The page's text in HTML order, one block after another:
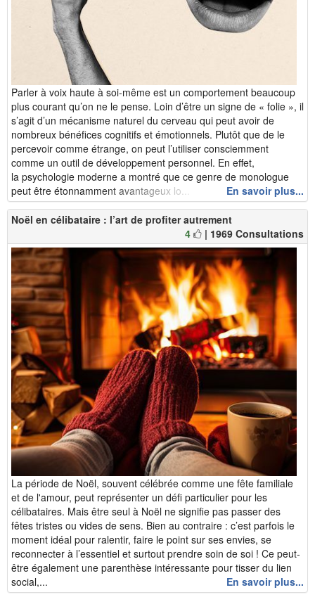
Parler à voix haute à soi-même est un comportement beaucoup
plus courant qu’on ne le pense. Loin d’être un signe de « folie », il
s’agit d’un mécanisme naturel du cerveau qui peut avoir de
nombreux bénéfices cognitifs et émotionnels. Plutôt que de le
percevoir comme étrange, on peut l’utiliser consciemment
comme un outil de développement personnel. En effet,
la psychologie moderne a montré que ce genre de monologue
peut être étonnamment avantageux lo...
En savoir plus...
Noël en célibataire : l’art de profiter autrement
4
| 1969 Consultations
La période de Noël, souvent célébrée comme une fête familiale
et de l'amour, peut représenter un défi particulier pour les
célibataires. Mais être seul à Noël ne signifie pas passer des
fêtes tristes ou vides de sens. Bien au contraire : c’est parfois le
moment idéal pour ralentir, faire le point sur ses envies, se
reconnecter à l’essentiel et surtout prendre soin de soi ! Ce peut-
être également une parenthèse intéressante pour tisser du lien
social,...
En savoir plus...